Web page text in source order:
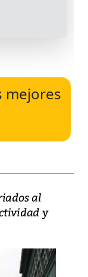
mejores
al
y